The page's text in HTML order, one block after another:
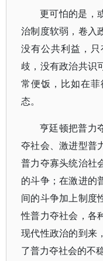
更可怕的是，
治制度软弱，卷入
没有公共利益，
歧，没有政治共识
常便饭，比如在
态。
亨廷顿把普力
夺社会、激进型普
普力夺寡头统治社
的斗争；在激进的
间的斗争加上制度
性普力夺社会，各
现代性政治的到来
了普力夺社会的不